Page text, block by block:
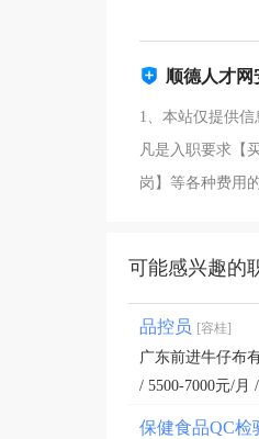
顺德人才网
1、本站仅提供
凡是入职要求【
岗】等各种费用
可能感兴趣的
品控员 [容桂]
广东前进牛仔布
/ 5500-7000元/月 /
保健食品QC检